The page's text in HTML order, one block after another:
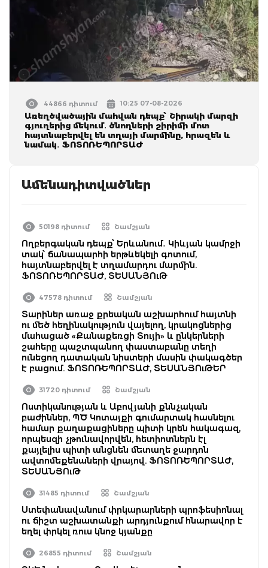
44866 դիտում 10:25 07-08-2026
Առեղծվածային մահվան դեպք՝ Շիրակի մարզի
գյուղերից մեկում․ ծնողների շիրիմի մոտ
հայտնաբերվել են տղայի մարմինը, հրազեն և
նամակ․ ՖՈՏՈՌԵՊՈՐՏԱԺ
Ամենադիտվածներ
50198 դիտում Շամշյան
Ողբերգական դեպք՝ Երևանում․ Կիևյան կամրջի
տակ՝ ճանապարհի երթևեկելի գոտում,
հայտնաբերվել է տղամարդու մարմին.
ՖՈՏՈՌԵՊՈՐՏԱԺ, ՏԵՍԱՆՅՈւԹ
47578 դիտում Շամշյան
Տարիներ առաջ քրեական աշխարհում հայտնի
ու մեծ հեղինակություն վայելող, կրակոցներից
մահացած «Քանաքեռցի Տույի» և ընկերների
շահերը պաշտպանող փաստաբանը տեղի
ունեցող դատական նիստերի մասին փակագծեր
է բացում. ՖՈՏՈՌԵՊՈՐՏԱԺ, ՏԵՍԱՆՅՈւԹԵՐ
31720 դիտում Շամշյան
Ոստիկանության և Աբովյանի քննչական
բաժիններ, ՊԾ Կոտայքի գումարտակ հասնելու
համար քաղաքացիները պիտի կրեն հակագազ,
որպեսզի չթունավորվեն, հետիոտներն էլ
քայլելիս պիտի անցնեն մետաղե ջարդոն
ավտոմեքենաների վրայով. ՖՈՏՈՌԵՊՈՐՏԱԺ,
ՏԵՍԱՆՅՈւԹ
31485 դիտում Շամշյան
Ստեփանավանում փրկարարների պրոֆեսիոնալ
ու ճիշտ աշխատանքի արդյունքում հնարավոր է
եղել փրկել ռուս կնոջ կյանքը
26855 դիտում Շամշյան